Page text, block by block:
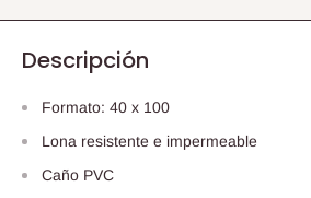
Descripción
Formato: 40 x 100
Lona resistente e impermeable
Caño PVC